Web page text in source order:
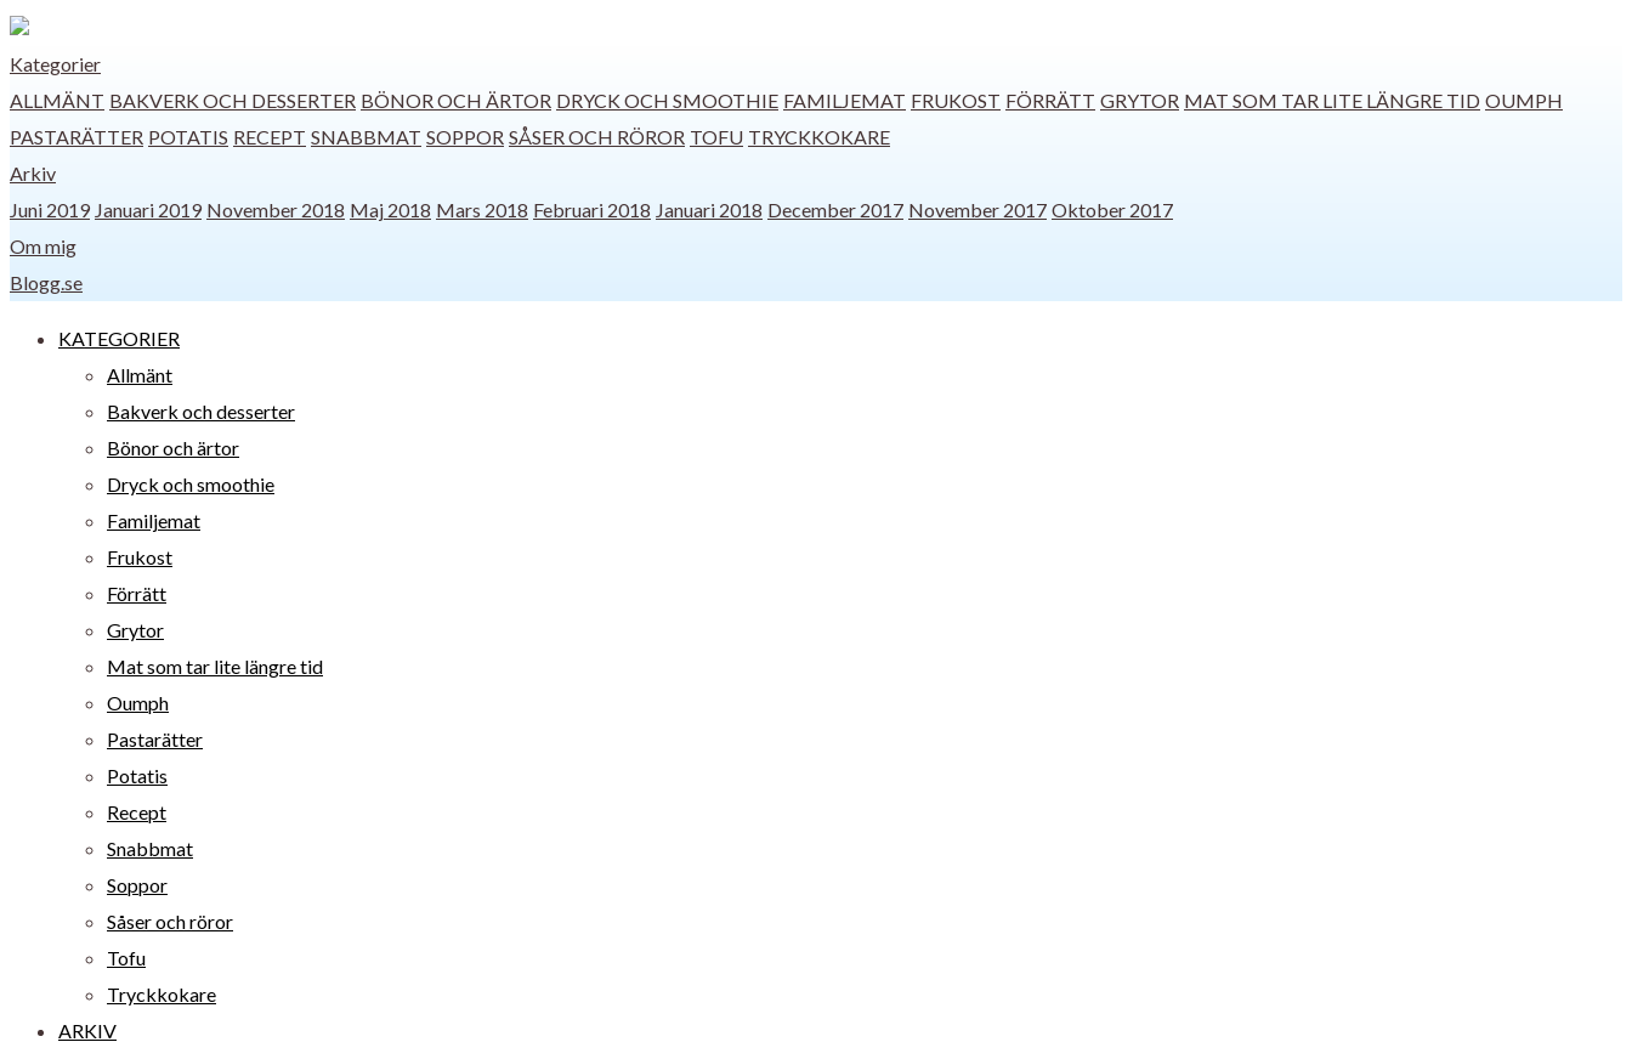
Kategorier
ALLMÄNT BAKVERK OCH DESSERTER BÖNOR OCH ÄRTOR DRYCK OCH SMOOTHIE FAMILJEMAT FRUKOST FÖRRÄTT GRYTOR MAT SOM TAR LITE LÄNGRE TID OUMPH
PASTARÄTTER POTATIS RECEPT SNABBMAT SOPPOR SÅSER OCH RÖROR TOFU TRYCKKOKARE
Arkiv
Juni 2019 Januari 2019 November 2018 Maj 2018 Mars 2018 Februari 2018 Januari 2018 December 2017 November 2017 Oktober 2017
Om mig
Blogg.se
KATEGORIER
Allmänt
Bakverk och desserter
Bönor och ärtor
Dryck och smoothie
Familjemat
Frukost
Förrätt
Grytor
Mat som tar lite längre tid
Oumph
Pastarätter
Potatis
Recept
Snabbmat
Soppor
Såser och röror
Tofu
Tryckkokare
ARKIV